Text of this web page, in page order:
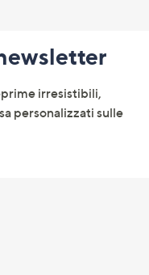
irresistibili,
personalizzati sulle